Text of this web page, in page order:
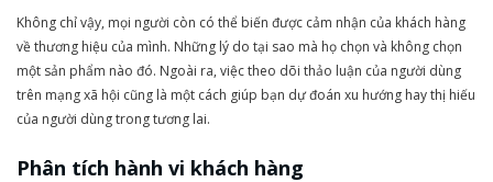
Không chỉ vậy, mọi người còn có thể biến được cảm nhận của khách hàng
về thương hiệu của mình. Những lý do tại sao mà họ chọn và không chọn
một sản phẩm nào đó. Ngoài ra, việc theo dõi thảo luận của người dùng
trên mạng xã hội cũng là một cách giúp bạn dự đoán xu hướng hay thị hiếu
của người dùng trong tương lai.
Phân tích hành vi khách hàng